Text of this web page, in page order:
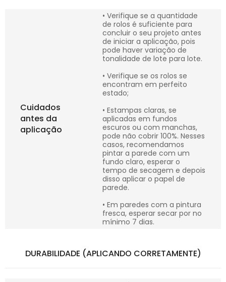
Cuidados
antes da
aplicação
• Verifique se a quantidade
de rolos é suficiente para
concluir o seu projeto antes
de iniciar a aplicação, pois
pode haver variação de
tonalidade de lote para lote.
• Verifique se os rolos se
encontram em perfeito
estado;
• Estampas claras, se
aplicadas em fundos
escuros ou com manchas,
pode não cobrir 100%. Nesses
casos, recomendamos
pintar a parede com um
fundo claro, esperar o
tempo de secagem e depois
disso aplicar o papel de
parede.
• Em paredes com a pintura
fresca, esperar secar por no
mínimo 7 dias.
DURABILIDADE (APLICANDO CORRETAMENTE)